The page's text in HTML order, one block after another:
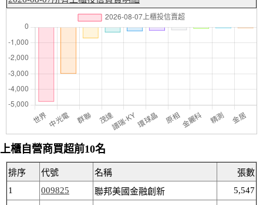
上櫃自營商買超前10名
排序 代號 名稱
張數
1
009825 聯邦美國金融創新
5,547